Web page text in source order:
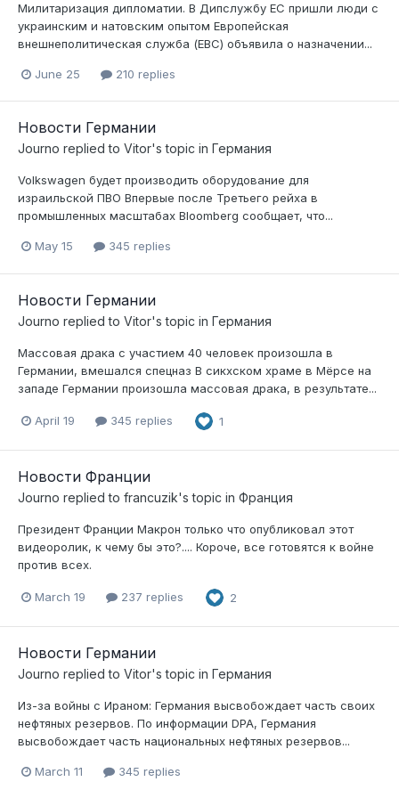
Милитаризация дипломатии. В Дипслужбу ЕС пришли люди с
украинским и натовским опытом Европейская
внешнеполитическая служба (ЕВС) объявила о назначении...
June 25 210 replies
Новости Германии
Journo replied to Vitor's topic in Германия
Volkswagen будет производить оборудование для
израильской ПВО Впервые после Третьего рейха в
промышленных масштабах Bloomberg сообщает, что...
May 15 345 replies
Новости Германии
Journo replied to Vitor's topic in Германия
Массовая драка с участием 40 человек произошла в
Германии, вмешался спецназ В сикхском храме в Мёрсе на
западе Германии произошла массовая драка, в результате...
April 19 345 replies 1
Новости Франции
Journo replied to francuzik's topic in Франция
Президент Франции Макрон только что опубликовал этот
видеоролик, к чему бы это?.... Короче, все готовятся к войне
против всех.
March 19 237 replies 2
Новости Германии
Journo replied to Vitor's topic in Германия
Из-за войны с Ираном: Германия высвобождает часть своих
нефтяных резервов. По информации DPA, Германия
высвобождает часть национальных нефтяных резервов...
March 11 345 replies